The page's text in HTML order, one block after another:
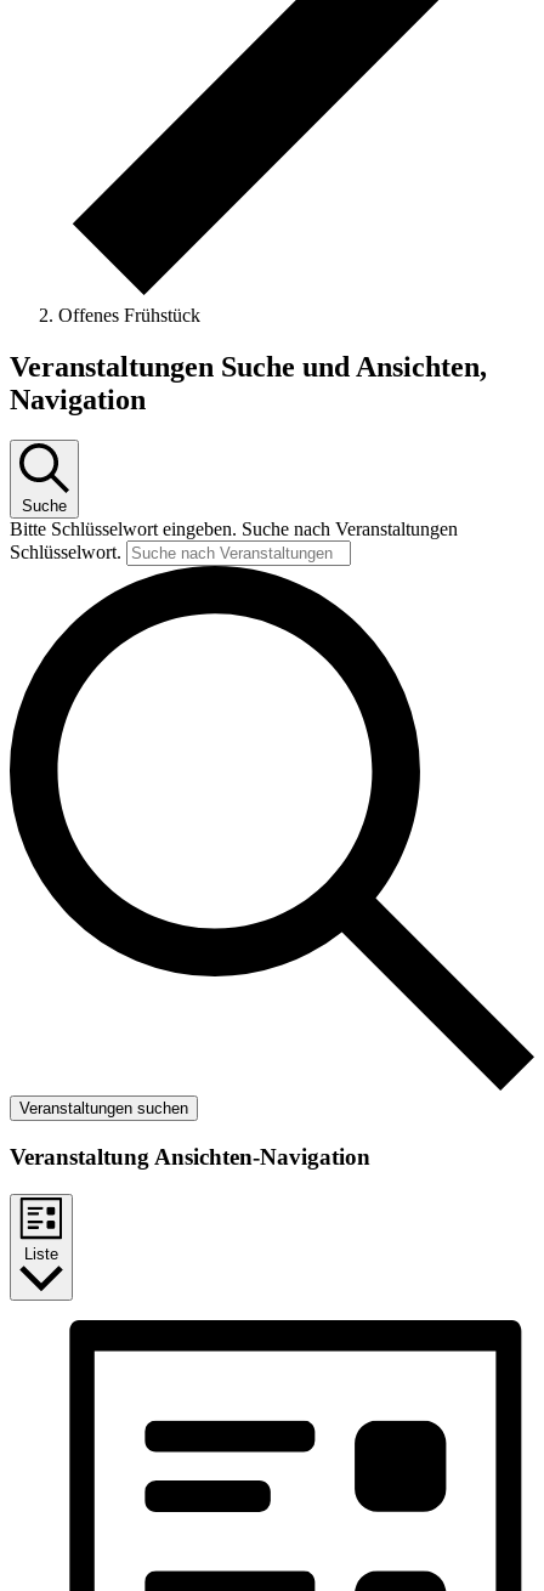
Offenes Frühstück
Veranstaltungen
Veranstaltungen Suche und Ansichten,
Navigation
Suche
Bitte Schlüsselwort eingeben. Suche nach Veranstaltungen
Schlüsselwort.
Veranstaltungen suchen
Veranstaltung Ansichten-Navigation
Liste